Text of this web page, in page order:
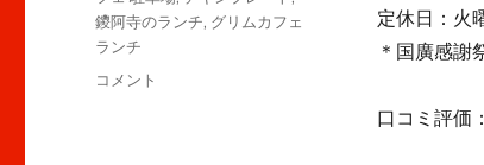
定休日：火
＊国廣感謝
口コミ評価
鑁阿寺のランチ, グリムカフェ
ランチ
【足
コメント